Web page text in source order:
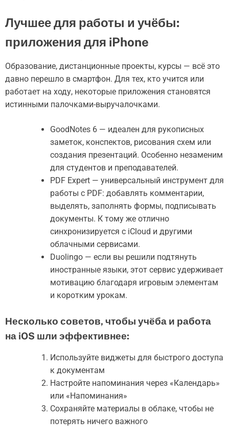
Лучшее для работы и учёбы:
приложения для iPhone
Образование, дистанционные проекты, курсы — всё это
давно перешло в смартфон. Для тех, кто учится или
работает на ходу, некоторые приложения становятся
истинными палочками-выручалочками.
GoodNotes 6 — идеален для рукописных
заметок, конспектов, рисования схем или
создания презентаций. Особенно незаменим
для студентов и преподавателей.
PDF Expert — универсальный инструмент для
работы с PDF: добавлять комментарии,
выделять, заполнять формы, подписывать
документы. К тому же отлично
синхронизируется с iCloud и другими
облачными сервисами.
Duolingo — если вы решили подтянуть
иностранные языки, этот сервис удерживает
мотивацию благодаря игровым элементам
и коротким урокам.
Несколько советов, чтобы учёба и работа
на iOS шли эффективнее:
Используйте виджеты для быстрого доступа
к документам
Настройте напоминания через «Календарь»
или «Напоминания»
Сохраняйте материалы в облаке, чтобы не
потерять ничего важного